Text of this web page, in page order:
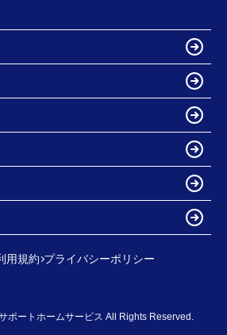
用規約 プライバシーポリシー
ポートホームサービス All Rights Reserved.